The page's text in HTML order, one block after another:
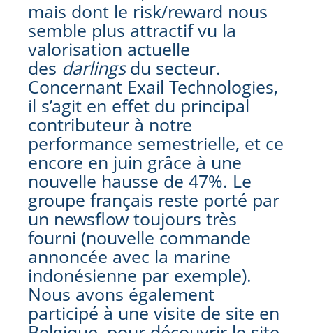
mais dont le risk/reward nous
semble plus attractif vu la
valorisation actuelle
des darlingsdu secteur.
Concernant Exail Technologies,
il s’agit en effet du principal
contributeur à notre
performance semestrielle, et ce
encore en juin grâce à une
nouvelle hausse de 47%. Le
groupe français reste porté par
un newsflow toujours très
fourni (nouvelle commande
annoncée avec la marine
indonésienne par exemple).
Nous avons également
participé à une visite de site en